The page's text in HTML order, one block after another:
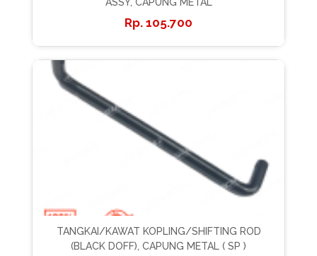
105.700
TANGKAI/KAWAT KOPLING/SHIFTING ROD
(BLACK DOFF), CAPUNG METAL ( SP )